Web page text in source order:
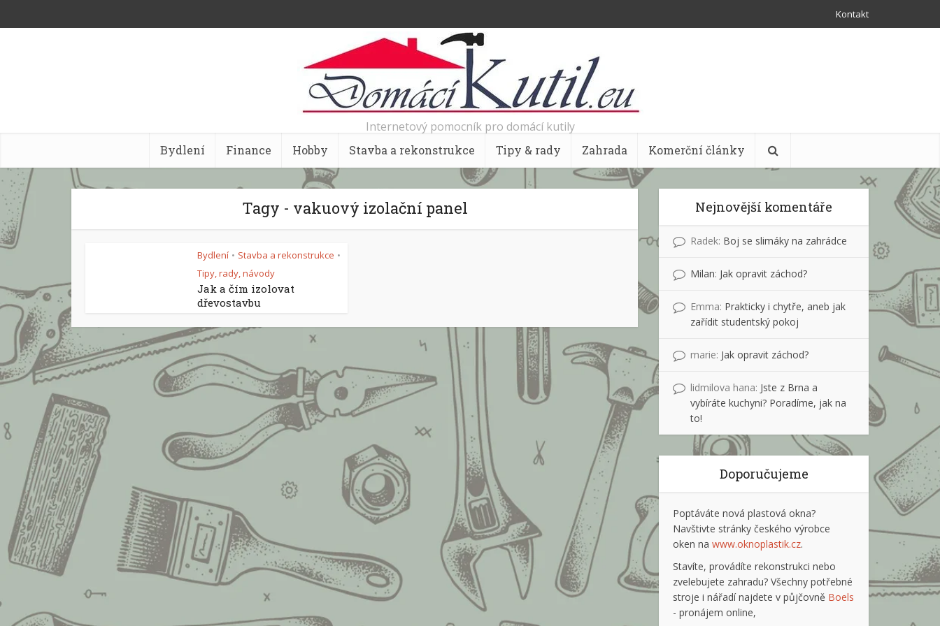
Kontakt
Internetový pomocník pro domácí kutily
Bydlení Finance Hobby Stavba a rekonstrukce Tipy & rady Zahrada Komerční články
Tagy - vakuový izolační panel
Bydlení • Stavba a rekonstrukce •
Tipy, rady, návody
Jak a čím izolovat
dřevostavbu
Nejnovější komentáře
Radek: Boj se slimáky na zahrádce
Milan: Jak opravit záchod?
Emma: Prakticky i chytře, aneb jak
zařídit studentský pokoj
marie: Jak opravit záchod?
lidmilova hana: Jste z Brna a
vybíráte kuchyni? Poradíme, jak na
to!
Doporučujeme
Poptáváte nová plastová okna?
Navštivte stránky českého výrobce
oken na www.oknoplastik.cz.
Stavíte, provádíte rekonstrukci nebo
zvelebujete zahradu? Všechny potřebné
stroje i nářadí najdete v půjčovně Boels
- pronájem online,